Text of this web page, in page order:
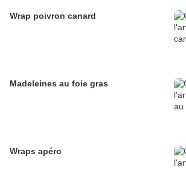
Wrap poivron canard
Madeleines au foie gras
Wraps apéro